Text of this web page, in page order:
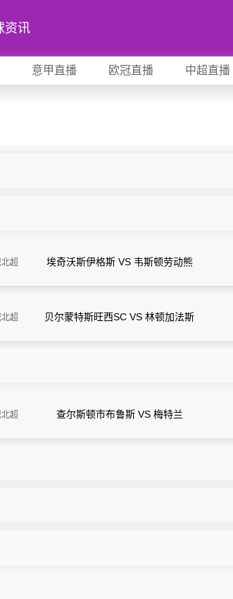
资讯
意甲直播 欧冠直播 中超直播
超 埃奇沃斯伊格斯 VS 韦斯顿劳动熊
超 贝尔蒙特斯旺西SC VS 林顿加法斯
超 查尔斯顿市布鲁斯 VS 梅特兰